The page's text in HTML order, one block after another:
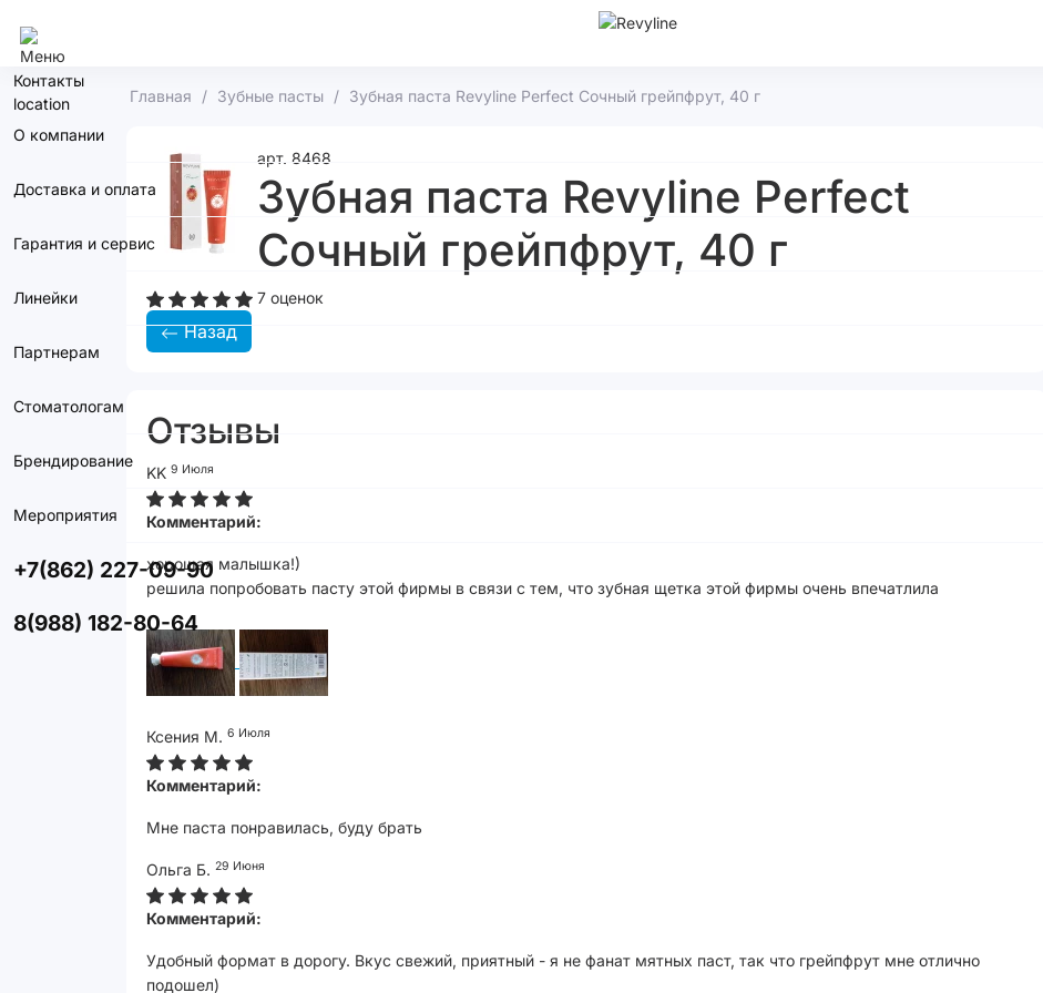
Контакты
О компании
Доставка и оплата
Гарантия и сервис
Линейки
Партнерам
Стоматологам
Брендирование
Мероприятия
+7(862) 227-09-90
8(988) 182-80-64
Главная Зубные пасты Зубная паста Revyline Perfect Сочный грейпфрут, 40 г
арт. 8468
Зубная паста Revyline Perfect
Сочный грейпфрут, 40 г
7 оценок
Назад
Отзывы
KK 9 Июля
Комментарий:
хорошая малышка!)
решила попробовать пасту этой фирмы в связи с тем, что зубная щетка этой фирмы очень впечатлила
Ксения М. 6 Июля
Комментарий:
Мне паста понравилась, буду брать
Ольга Б. 29 Июня
Комментарий:
Удобный формат в дорогу. Вкус свежий, приятный - я не фанат мятных паст, так что грейпфрут мне отлично
подошел)